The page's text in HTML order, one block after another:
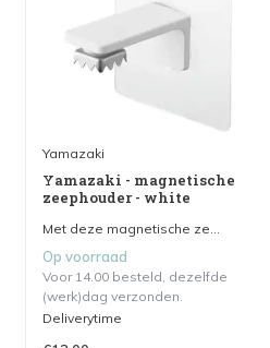
Yamazaki
Yamazaki - magnetische
zeephouder - white
Met deze magnetische ze...
Op voorraad
Voor 14.00 besteld, dezelfde
(werk)dag verzonden.
Deliverytime